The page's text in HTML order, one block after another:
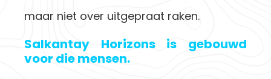
maar niet over uitgepraat raken.
Salkantay Horizons is gebouwd
voor die mensen.